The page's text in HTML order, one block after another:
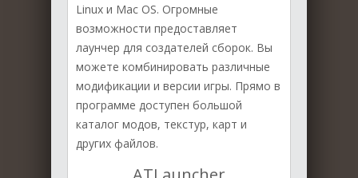
Linux и Mac OS. Огромные
возможности предоставляет
лаунчер для создателей сборок. Вы
можете комбинировать различные
модификации и версии игры. Прямо в
программе доступен большой
каталог модов, текстур, карт и
других файлов.